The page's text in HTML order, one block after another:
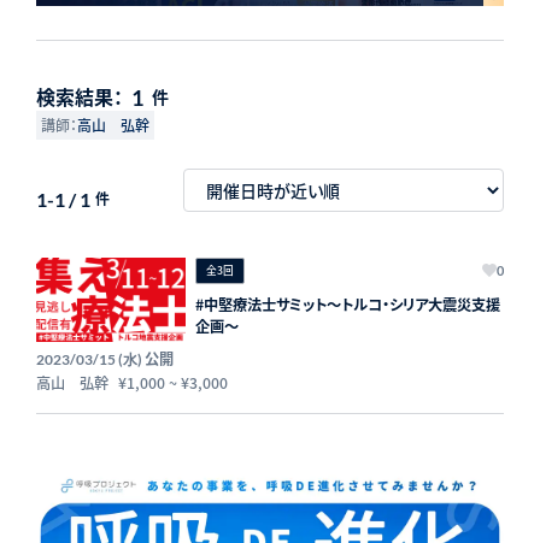
検索結果： 1 件
講師：高山 弘幹
1-1 / 1 件
全3回 0
#中堅療法士サミット〜トルコ・シリア大震災支援
企画〜
2023/03/15 (水) 公開
高山 弘幹 ¥1,000~¥3,000